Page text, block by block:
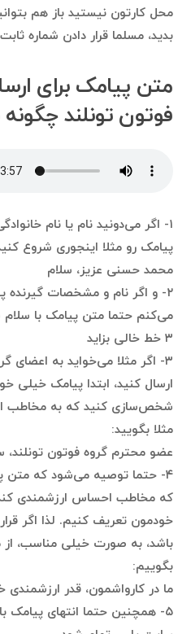
محل کارتون نیستید باز هم
بدید، مسلما قرار دادن شماره
متن پیامک برای
فوتون تونلند
۱- اگر می‌دونید نام یا نام
پیامک رو مثلا اینجوری شروع
محمد حسنی عزیز، سلام
۲- و اگر نام و مشخصات گیرنده
۳ خط خالی بزاید
۳- اگر مثلا می‌خواید به اعضای
ارسال کنید، ابتدا پیامک
شخص‌سازی کنید که به مخاطب
مثلا بگویید:
عضو محترم گروه فوتون تونلند،
۴- حتما توصیه می‌شود که متن
که مخاطب احساس ارزشمندی
خودمون تعریف کنیم. لذا اگر
باشد، به صورت خیلی مناسب،
بگوییم:
ما در کارواشمون، قدر
۵- همچنین حتما انتهای پیامک